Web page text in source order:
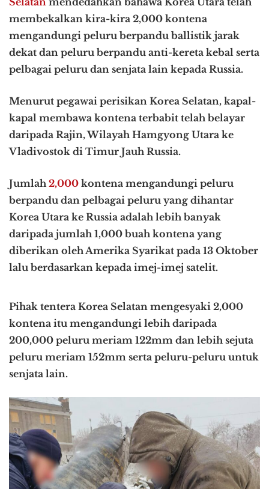
membekalkan kira-kira 2,000 kontena
mengandungi peluru berpandu ballistik jarak
dekat dan peluru berpandu anti-kereta kebal serta
pelbagai peluru dan senjata lain kepada Russia.
Menurut pegawai perisikan Korea Selatan, kapal-
kapal membawa kontena terbabit telah belayar
daripada Rajin, Wilayah Hamgyong Utara ke
Vladivostok di Timur Jauh Russia.
Jumlah 2,000 kontena mengandungi peluru
berpandu dan pelbagai peluru yang dihantar
Korea Utara ke Russia adalah lebih banyak
daripada jumlah 1,000 buah kontena yang
diberikan oleh Amerika Syarikat pada 13 Oktober
lalu berdasarkan kepada imej-imej satelit.
Pihak tentera Korea Selatan mengesyaki 2,000
kontena itu mengandungi lebih daripada
200,000 peluru meriam 122mm dan lebih sejuta
peluru meriam 152mm serta peluru-peluru untuk
senjata lain.